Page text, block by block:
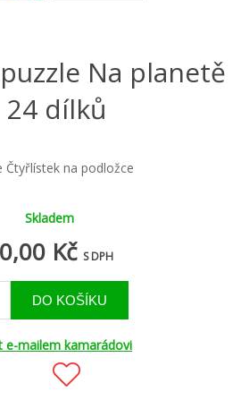
Na planetě
24 dílků
Čtyřlístek na podložce
Skladem
Kč S DPH
e-mailem kamarádovi